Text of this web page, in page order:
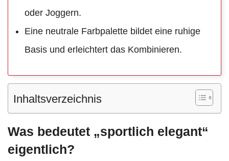
oder Joggern.
Eine neutrale Farbpalette bildet eine ruhige
Basis und erleichtert das Kombinieren.
Inhaltsverzeichnis
Was bedeutet „sportlich elegant“
eigentlich?